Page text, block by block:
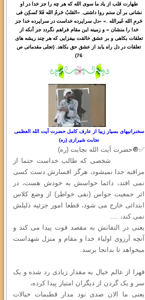
طهارت قلب از یاد ما سوی الله که هر چه را جز خدا در او
نشانی بر آن ستم روا داشتی. «القلبُ حَرمُ الله فَلا تُسکِن فی
حَرمِ الله غَیرالله .» «دل سراپرده خداست در سراپرده خدا جز
خدا را منشان » و زمینه این مقام فراهم نگردد جز آنکه از
تعلقات بکاهی و بر عشق خالقت بیفزایی که هر چند ریشه های
تعلقات در دل راه یابد از عشق حق بکاهد. (تجلی مقدماتی ص
76)
سخنرانیهای بسیار زیبا از عارف کامل حضرت آیت الله العظمی
نجابت شیرازی (ره)
✅🔘حضرت آیت الله نجابت (ره)
شخصی که طالب خداست حتما از
مراقبه جدا نمیشود، هرگز افسارش دست کسی
نمی افتد، دائما حواسش به خودش هست، در
اثر جمعیت حواس (نفی خواطر) از وضع کلاس
ابتدائی خارج می شود، قطعا امور جزئیه ذلیلش
نمی کند، ....
یعنی در التفاتش به مقصد قوت پیدا می کند و
آنچه آرزوی اولیاء خدا و مقام و منزل شهداست
میخواهد تا بدانجا برسد.
قهرا از عالم خیال به مقدار زیادی رد شده و یک
سر و یک گردن از دیگران امتیاز پیدا کرده،
یعنی ما الان صدی نود مدار قطبمات خیالات